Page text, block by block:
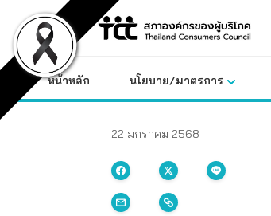
content
หน้าหลัก นโยบาย/มาตรการ
22 มกราคม 2568